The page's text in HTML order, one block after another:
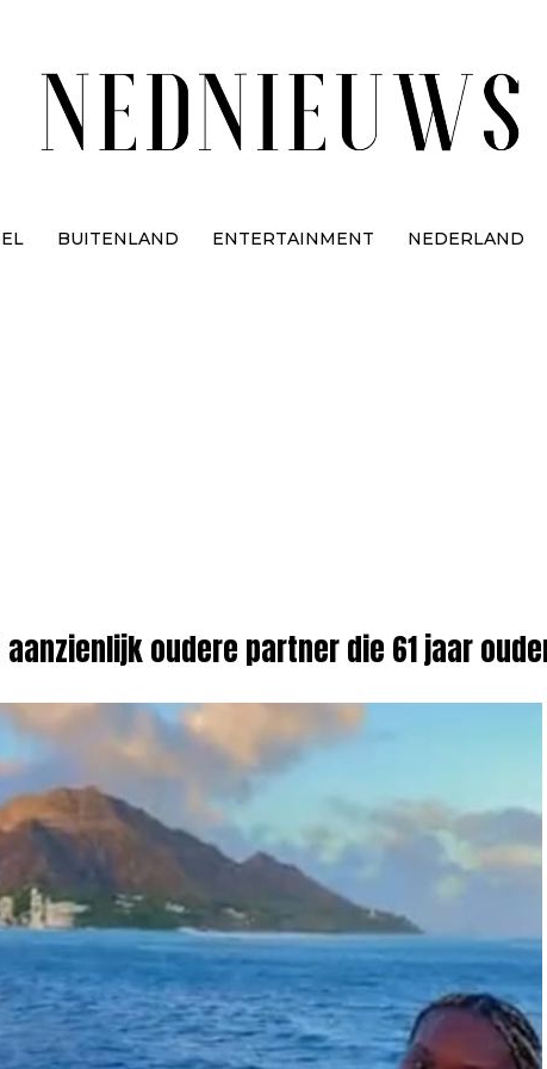
BUITENLAND ENTERTAINMENT NEDERLAND
oudere partner die 61 jaar